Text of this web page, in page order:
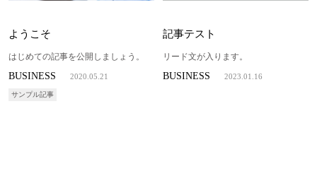
ようこそ
はじめての記事を公開しましょう。
BUSINESS 2020.05.21
サンプル記事
記事テスト
リード文が入ります。
BUSINESS 2023.01.16